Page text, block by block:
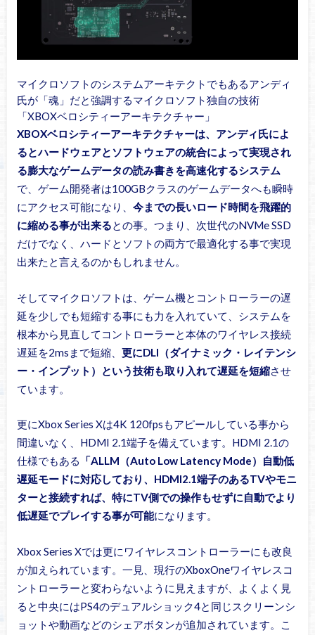
マイクロソフトのシステムアーキテクトでもあるアンディ
氏が「魂」だと強調するマイクロソフト独自の技術
「XBOXベロシティーアーキテクチャー」
XBOXベロシティーアーキテクチャーは、アンディ氏によ
るとハードウェアとソフトウェアの統合によって実現され
る膨大なゲームデータの読み書きを高速化するシステム
で、ゲーム開発者は100GBクラスのゲームデータへも瞬時
にアクセス可能になり、 今までの長いロード時間を飛躍的
に縮める事が出来るとの事。つまり、次世代のNVMe SSD
だけでなく、ハードとソフトの両方で最適化する事で実現
出来たと言えるのかもしれません。
そしてマイクロソフトは、ゲーム機とコントローラーの遅
延を少しでも短縮する事にも力を入れていて、システムを
根本から見直してコントローラーと本体のワイヤレス接続
遅延を2msまで短縮、 更にDLI（ダイナミック・レイテンシ
ー・インプット）という技術も取り入れて遅延を短縮させ
ています。
更にXbox Series Xは4K 120fpsもアピールしている事から
間違いなく、HDMI 2.1端子を備えています。HDMI 2.1の
仕様でもある 「ALLM（Auto Low Latency Mode）自動低
遅延モードに対応しており、HDMI2.1端子のあるTVやモニ
ターと接続すれば、特にTV側での操作もせずに自動でより
低遅延でプレイする事が可能になります。
Xbox Series Xでは更にワイヤレスコントローラーにも改良
が加えられています。一見、現行のXboxOneワイヤレスコ
ントローラーと変わらないように見えますが、よくよく見
ると中央にはPS4のデュアルショック4と同じスクリーンシ
ョットや動画などのシェアボタンが追加されています。こ